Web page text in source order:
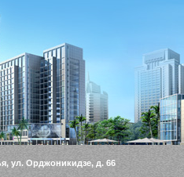
ул. Орджоникидзе, д. 66